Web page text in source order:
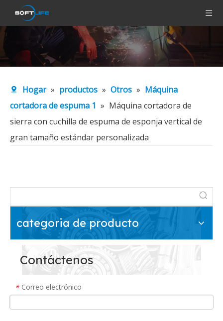
Hogar » productos » Otros » Máquina
cortadora de espuma 1 » Máquina cortadora de
sierra con cuchilla de espuma de esponja vertical de
gran tamaño estándar personalizada
categoria de producto
Contáctenos
* Correo electrónico